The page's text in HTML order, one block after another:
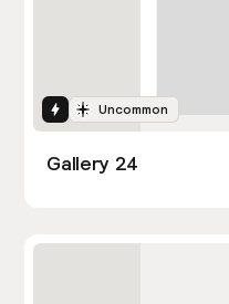
Interactions
Uncommon
Gallery 24